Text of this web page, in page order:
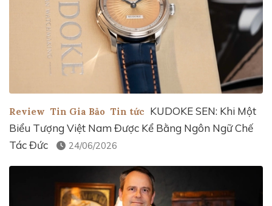
Review Tin Gia Bảo Tin tức KUDOKE SEN: Khi Một
Biểu Tượng Việt Nam Được Kể Bằng Ngôn Ngữ Chế
Tác Đức
24/06/2026